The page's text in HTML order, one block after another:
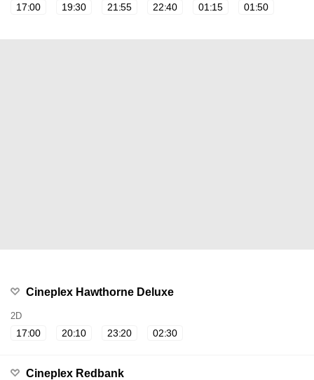
17:00 19:30 21:55 22:40 01:15 01:50
Cineplex Hawthorne Deluxe
2D
17:00 20:10 23:20 02:30
Cineplex Redbank